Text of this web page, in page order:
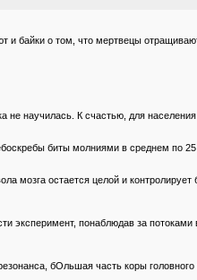
байки о том, что мертвецы
научилась. К счастью, для
биты молниями в среднем по 25
мозга остается целой и
понаблюдав за
бОльшая часть коры